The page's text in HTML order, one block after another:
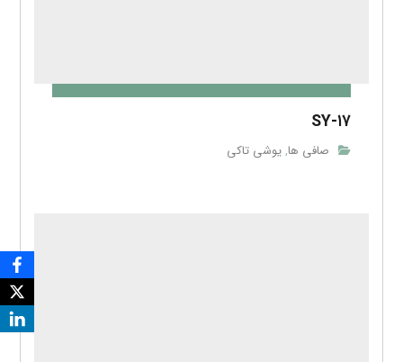
SY-۱۷
صافی ها,یوشی تاکی